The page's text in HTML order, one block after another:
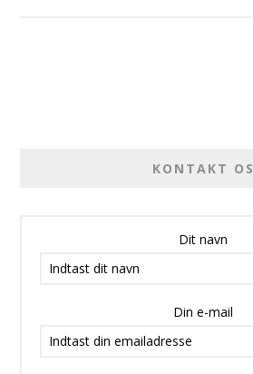
KONTAKT OS
Dit navn
Din e-mail